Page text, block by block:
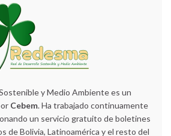
y Medio Ambiente es un
Cebem. Ha trabajado continuamente
un servicio gratuito de boletines
de Bolivia, Latinoamérica y el resto del